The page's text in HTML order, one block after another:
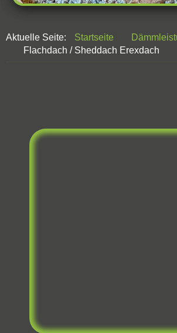
Aktuelle Seite: Startseite
Flachdach / Sheddach Erexdach